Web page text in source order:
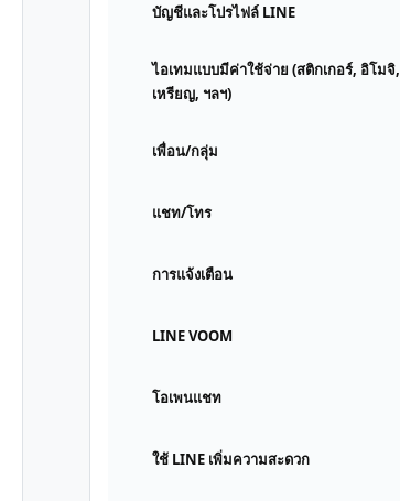
บัญชีและโปรไฟล์ LINE
ไอเทมแบบมีค่าใช้จ่าย (สติกเกอร์, อิโมจิ,
เหรียญ, ฯลฯ)
เพื่อน/กลุ่ม
แชท/โทร
การแจ้งเตือน
LINE VOOM
โอเพนแชท
ใช้ LINE เพิ่มความสะดวก